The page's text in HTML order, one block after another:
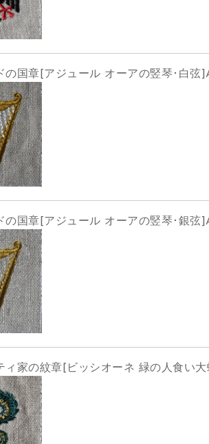
の国章[アジュール オーアの竪琴･白
の国章[アジュール オーアの竪琴･銀
ィ家の紋章[ビッシオーネ 緑の人食い